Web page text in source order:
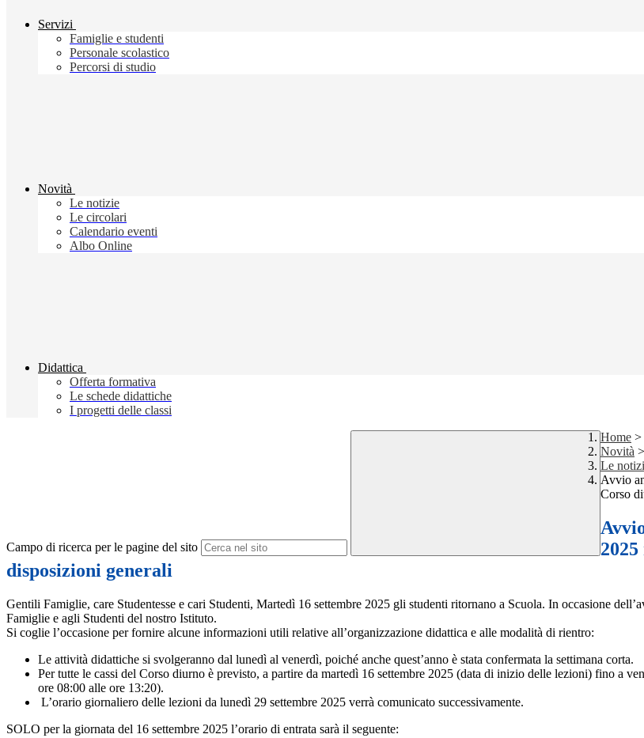
Servizi
Famiglie e studenti
Personale scolastico
Percorsi di studio
Novità
Le notizie
Le circolari
Calendario eventi
Albo Online
Didattica
Offerta formativa
Le schede didattiche
I progetti delle classi
Campo di ricerca per le pagine del sito
Home >
Novità >
Le
Avvio
Corso
disposizioni generali
Gentili Famiglie, care Studentesse e cari Studenti, Martedì 16 settembre 2025 gli studenti ritornano a Scuola. In occasione
Famiglie e agli Studenti del nostro Istituto.
Si coglie l’occasione per fornire alcune informazioni utili relative all’organizzazione didattica e alle modalità di rientro:
Le attività didattiche si svolgeranno dal lunedì al venerdì, poiché anche quest’anno è stata confermata la settimana corta.
Per tutte le cassi del Corso diurno è previsto, a partire da martedì 16 settembre 2025 (data di inizio delle lezioni) fino a
ore 08:00 alle ore 13:20).
L’orario giornaliero delle lezioni da lunedì 29 settembre 2025 verrà comunicato successivamente.
SOLO per la giornata del 16 settembre 2025 l’orario di entrata sarà il seguente: